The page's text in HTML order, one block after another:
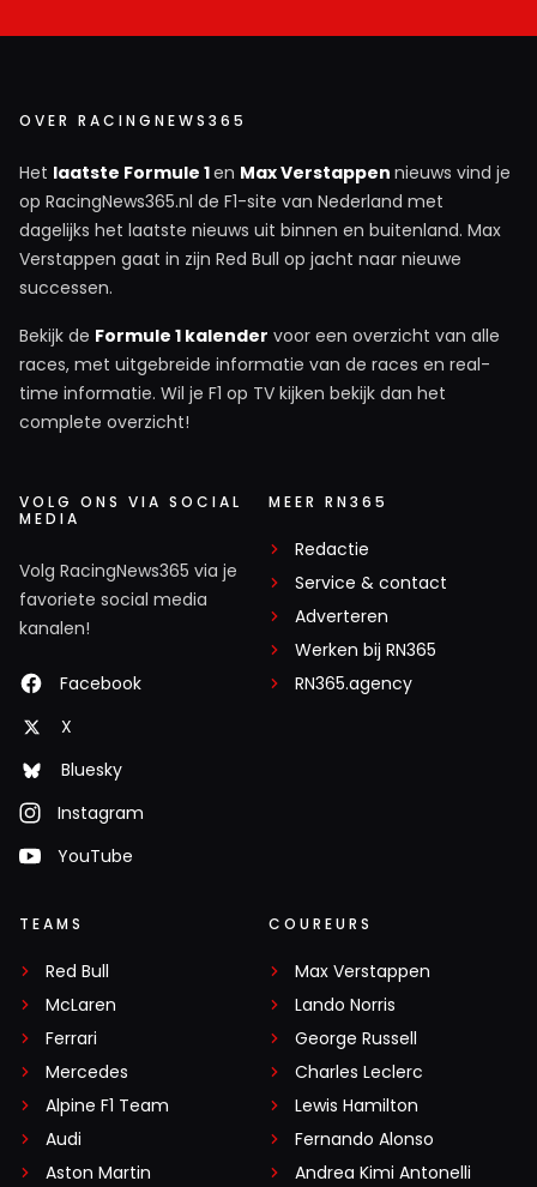
OVER RACINGNEWS365
Het laatste Formule 1en Max Verstappen nieuws vind je
op RacingNews365.nl de F1-site van Nederland met
dagelijks het laatste nieuws uit binnen en buitenland. Max
Verstappen gaat in zijn Red Bull op jacht naar nieuwe
successen.
Bekijk de Formule 1 kalender voor een overzicht van alle
races, met uitgebreide informatie van de races en real-
time informatie. Wil je F1 op TV kijken bekijk dan het
complete overzicht!
VOLG ONS VIA SOCIAL
MEDIA
Volg RacingNews365 via je
favoriete social media
kanalen!
Facebook
X
Bluesky
Instagram
YouTube
MEER RN365
Redactie
Service & contact
Adverteren
Werken bij RN365
RN365.agency
TEAMS
Red Bull
McLaren
Ferrari
Mercedes
Alpine F1 Team
Audi
Aston Martin
COUREURS
Max Verstappen
Lando Norris
George Russell
Charles Leclerc
Lewis Hamilton
Fernando Alonso
Andrea Kimi Antonelli